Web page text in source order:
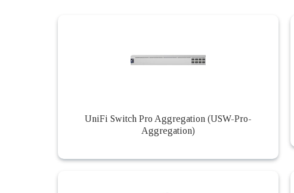
UniFi Switch Pro Aggregation (USW-Pro-
Aggregation)